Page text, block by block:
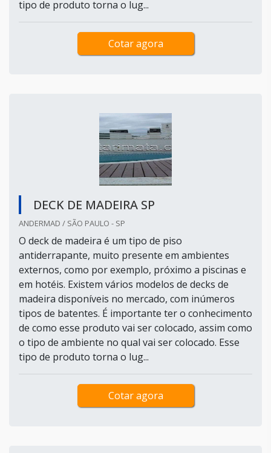
tipo de produto torna o lug...
Cotar agora
DECK DE MADEIRA SP
ANDERMAD / SÃO PAULO - SP
O deck de madeira é um tipo de piso
antiderrapante, muito presente em ambientes
externos, como por exemplo, próximo a piscinas e
em hotéis. Existem vários modelos de decks de
madeira disponíveis no mercado, com inúmeros
tipos de batentes. É importante ter o conhecimento
de como esse produto vai ser colocado, assim como
o tipo de ambiente no qual vai ser colocado. Esse
tipo de produto torna o lug...
Cotar agora